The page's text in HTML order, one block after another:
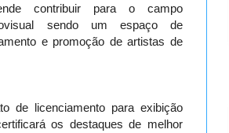
contribuir para o campo
sendo um espaço de
e promoção de artistas de
de licenciamento para exibição
os destaques de melhor